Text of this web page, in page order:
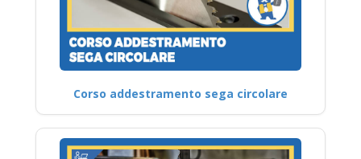
Corso addestramento sega circolare